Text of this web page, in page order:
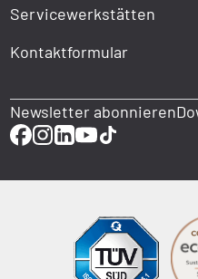
Servicewerkstätten
Kontaktformular
Newsletter abonnieren